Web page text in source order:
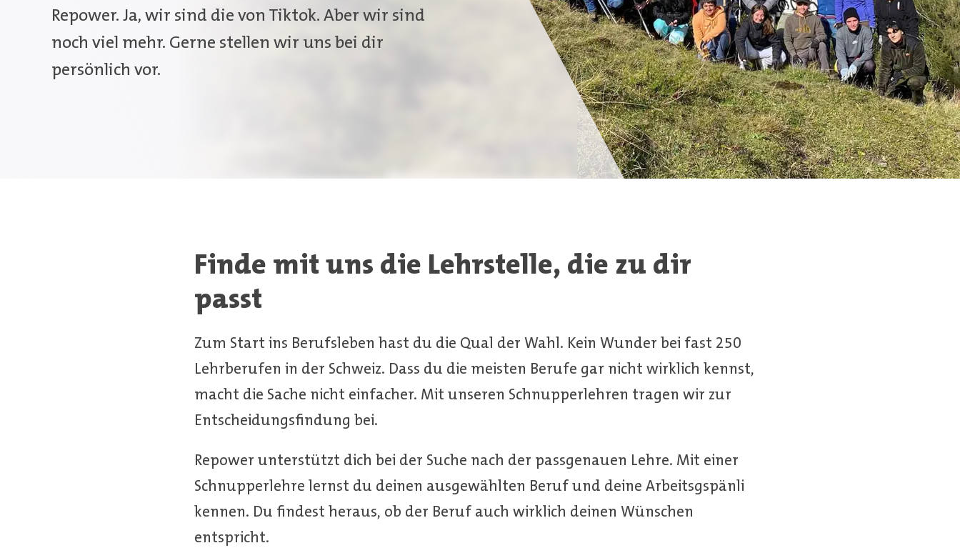
Repower. Ja, wir sind die von Tiktok. Aber wir sind
noch viel mehr. Gerne stellen wir uns bei dir
persönlich vor.
Finde mit uns die Lehrstelle, die zu dir
passt
Zum Start ins Berufsleben hast du die Qual der Wahl. Kein Wunder bei fast 250
Lehrberufen in der Schweiz. Dass du die meisten Berufe gar nicht wirklich kennst,
macht die Sache nicht einfacher. Mit unseren Schnupperlehren tragen wir zur
Entscheidungsfindung bei.
Repower unterstützt dich bei der Suche nach der passgenauen Lehre. Mit einer
Schnupperlehre lernst du deinen ausgewählten Beruf und deine Arbeitsgspänli
kennen. Du findest heraus, ob der Beruf auch wirklich deinen Wünschen
entspricht.